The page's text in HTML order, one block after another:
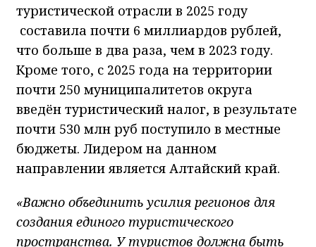
туристической отрасли в 2025 году
составила почти 6 миллиардов рублей,
что больше в два раза, чем в 2023 году.
Кроме того, с 2025 года на территории
почти 250 муниципалитетов округа
введён туристический налог, в результате
почти 530 млн руб поступило в местные
бюджеты. Лидером на данном
направлении является Алтайский край.
«Важно объединить усилия регионов для
создания единого туристического
пространства. У туристов должна быть